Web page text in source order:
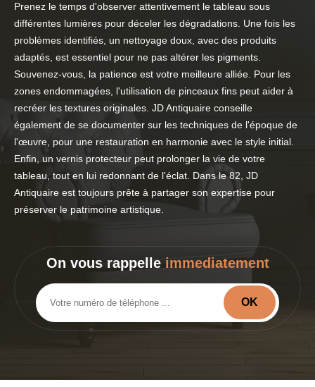
Prenez le temps d'observer attentivement le tableau sous
différentes lumières pour déceler les dégradations. Une fois les
problèmes identifiés, un nettoyage doux, avec des produits
adaptés, est essentiel pour ne pas altérer les pigments.
Souvenez-vous, la patience est votre meilleure alliée. Pour les
zones endommagées, l'utilisation de pinceaux fins peut aider à
recréer les textures originales. JD Antiquaire conseille
également de se documenter sur les techniques de l'époque de
l'œuvre, pour une restauration en harmonie avec le style initial.
Enfin, un vernis protecteur peut prolonger la vie de votre
tableau, tout en lui redonnant de l'éclat. Dans le 82, JD
Antiquaire est toujours prête à partager son expertise pour
préserver le patrimoine artistique.
On vous rappelle immediatement